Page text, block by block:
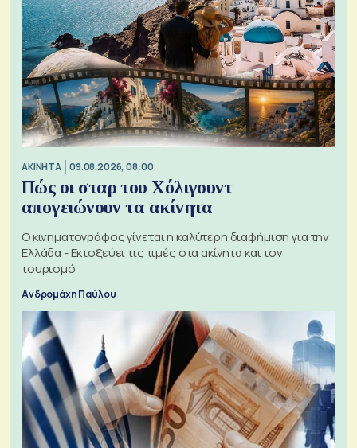
ΑΚΙΝΗΤΑ 09.08.2026, 08:00
Πώς οι σταρ του Χόλιγουντ
απογειώνουν τα ακίνητα
Ο κινηματογράφος γίνεται η καλύτερη διαφήμιση για την
Ελλάδα - Εκτοξεύει τις τιμές στα ακίνητα και τον
τουρισμό
Ανδρομάχη Παύλου